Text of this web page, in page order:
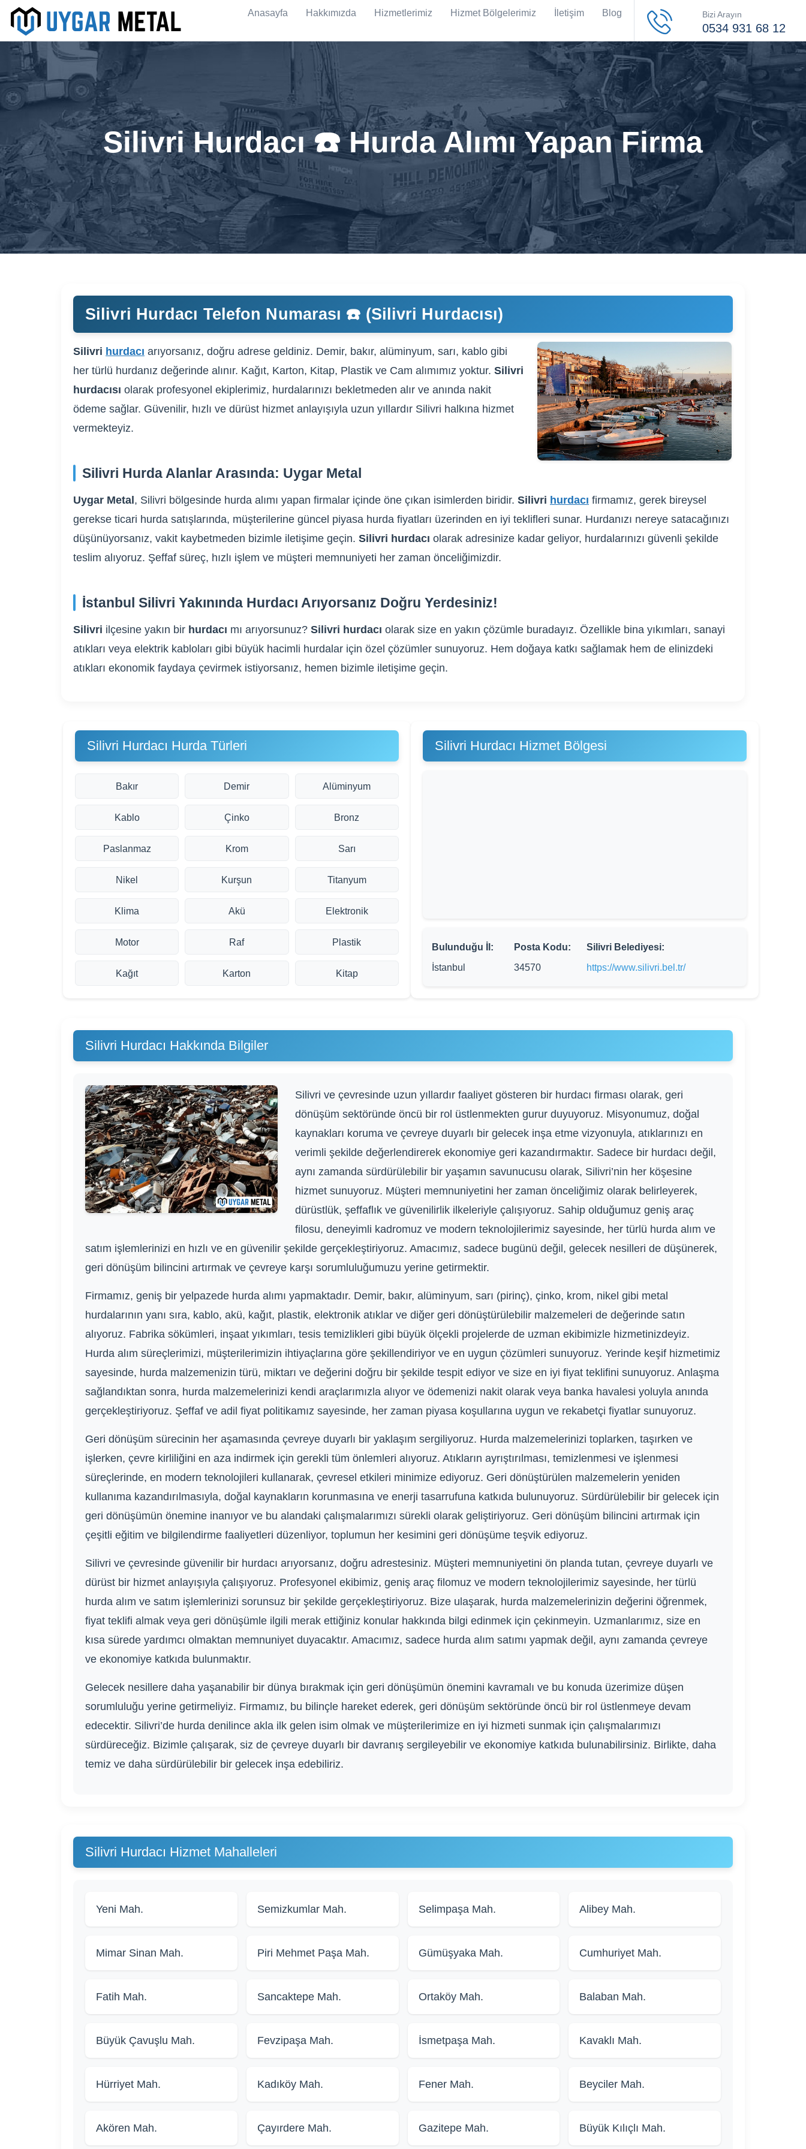
Anasayfa Hakkımızda Hizmetlerimiz Hizmet Bölgelerimiz İletişim Blog Bizi Arayın
0534 931 68 12
Silivri Hurdacı ☎️ Hurda Alımı Yapan Firma
Silivri Hurdacı Telefon Numarası ☎️ (Silivri Hurdacısı)
Silivri hurdacı arıyorsanız, doğru adrese geldiniz. Demir, bakır, alüminyum, sarı, kablo gibi
her türlü hurdanız değerinde alınır. Kağıt, Karton, Kitap, Plastik ve Cam alımımız yoktur. Silivri
hurdacısı olarak profesyonel ekiplerimiz, hurdalarınızı bekletmeden alır ve anında nakit
ödeme sağlar. Güvenilir, hızlı ve dürüst hizmet anlayışıyla uzun yıllardır Silivri halkına hizmet
vermekteyiz.
Silivri Hurda Alanlar Arasında: Uygar Metal
Uygar Metal , Silivri bölgesinde hurda alımı yapan firmalar içinde öne çıkan isimlerden biridir. Silivri hurdacı firmamız, gerek bireysel
gerekse ticari hurda satışlarında, müşterilerine güncel piyasa hurda fiyatları üzerinden en iyi teklifleri sunar. Hurdanızı nereye satacağınızı
düşünüyorsanız, vakit kaybetmeden bizimle iletişime geçin. Silivri hurdacı olarak adresinize kadar geliyor, hurdalarınızı güvenli şekilde
teslim alıyoruz. Şeffaf süreç, hızlı işlem ve müşteri memnuniyeti her zaman önceliğimizdir.
İstanbul Silivri Yakınında Hurdacı Arıyorsanız Doğru Yerdesiniz!
Silivri ilçesine yakın bir hurdacı mı arıyorsunuz? Silivri hurdacı olarak size en yakın çözümle buradayız. Özellikle bina yıkımları, sanayi
atıkları veya elektrik kabloları gibi büyük hacimli hurdalar için özel çözümler sunuyoruz. Hem doğaya katkı sağlamak hem de elinizdeki
atıkları ekonomik faydaya çevirmek istiyorsanız, hemen bizimle iletişime geçin.
Silivri Hurdacı Hurda Türleri
Bakır Demir Alüminyum
Kablo Çinko Bronz
Paslanmaz Krom Sarı
Nikel Kurşun Titanyum
Klima Akü Elektronik
Motor Raf Plastik
Kağıt Karton Kitap
Silivri Hurdacı Hizmet Bölgesi
Bulunduğu İl:
İstanbul
Posta Kodu:
34570
Silivri Belediyesi:
https://www.silivri.bel.tr/
Silivri Hurdacı Hakkında Bilgiler
Silivri ve çevresinde uzun yıllardır faaliyet gösteren bir hurdacı firması olarak, geri
dönüşüm sektöründe öncü bir rol üstlenmekten gurur duyuyoruz. Misyonumuz, doğal
kaynakları koruma ve çevreye duyarlı bir gelecek inşa etme vizyonuyla, atıklarınızı en
verimli şekilde değerlendirerek ekonomiye geri kazandırmaktır. Sadece bir hurdacı değil,
aynı zamanda sürdürülebilir bir yaşamın savunucusu olarak, Silivri’nin her köşesine
hizmet sunuyoruz. Müşteri memnuniyetini her zaman önceliğimiz olarak belirleyerek,
dürüstlük, şeffaflık ve güvenilirlik ilkeleriyle çalışıyoruz. Sahip olduğumuz geniş araç
filosu, deneyimli kadromuz ve modern teknolojilerimiz sayesinde, her türlü hurda alım ve
satım işlemlerinizi en hızlı ve en güvenilir şekilde gerçekleştiriyoruz. Amacımız, sadece bugünü değil, gelecek nesilleri de düşünerek,
geri dönüşüm bilincini artırmak ve çevreye karşı sorumluluğumuzu yerine getirmektir.
Firmamız, geniş bir yelpazede hurda alımı yapmaktadır. Demir, bakır, alüminyum, sarı (pirinç), çinko, krom, nikel gibi metal
hurdalarının yanı sıra, kablo, akü, kağıt, plastik, elektronik atıklar ve diğer geri dönüştürülebilir malzemeleri de değerinde satın
alıyoruz. Fabrika sökümleri, inşaat yıkımları, tesis temizlikleri gibi büyük ölçekli projelerde de uzman ekibimizle hizmetinizdeyiz.
Hurda alım süreçlerimizi, müşterilerimizin ihtiyaçlarına göre şekillendiriyor ve en uygun çözümleri sunuyoruz. Yerinde keşif hizmetimiz
sayesinde, hurda malzemenizin türü, miktarı ve değerini doğru bir şekilde tespit ediyor ve size en iyi fiyat teklifini sunuyoruz. Anlaşma
sağlandıktan sonra, hurda malzemelerinizi kendi araçlarımızla alıyor ve ödemenizi nakit olarak veya banka havalesi yoluyla anında
gerçekleştiriyoruz. Şeffaf ve adil fiyat politikamız sayesinde, her zaman piyasa koşullarına uygun ve rekabetçi fiyatlar sunuyoruz.
Geri dönüşüm sürecinin her aşamasında çevreye duyarlı bir yaklaşım sergiliyoruz. Hurda malzemelerinizi toplarken, taşırken ve
işlerken, çevre kirliliğini en aza indirmek için gerekli tüm önlemleri alıyoruz. Atıkların ayrıştırılması, temizlenmesi ve işlenmesi
süreçlerinde, en modern teknolojileri kullanarak, çevresel etkileri minimize ediyoruz. Geri dönüştürülen malzemelerin yeniden
kullanıma kazandırılmasıyla, doğal kaynakların korunmasına ve enerji tasarrufuna katkıda bulunuyoruz. Sürdürülebilir bir gelecek için
geri dönüşümün önemine inanıyor ve bu alandaki çalışmalarımızı sürekli olarak geliştiriyoruz. Geri dönüşüm bilincini artırmak için
çeşitli eğitim ve bilgilendirme faaliyetleri düzenliyor, toplumun her kesimini geri dönüşüme teşvik ediyoruz.
Silivri ve çevresinde güvenilir bir hurdacı arıyorsanız, doğru adrestesiniz. Müşteri memnuniyetini ön planda tutan, çevreye duyarlı ve
dürüst bir hizmet anlayışıyla çalışıyoruz. Profesyonel ekibimiz, geniş araç filomuz ve modern teknolojilerimiz sayesinde, her türlü
hurda alım ve satım işlemlerinizi sorunsuz bir şekilde gerçekleştiriyoruz. Bize ulaşarak, hurda malzemelerinizin değerini öğrenmek,
fiyat teklifi almak veya geri dönüşümle ilgili merak ettiğiniz konular hakkında bilgi edinmek için çekinmeyin. Uzmanlarımız, size en
kısa sürede yardımcı olmaktan memnuniyet duyacaktır. Amacımız, sadece hurda alım satımı yapmak değil, aynı zamanda çevreye
ve ekonomiye katkıda bulunmaktır.
Gelecek nesillere daha yaşanabilir bir dünya bırakmak için geri dönüşümün önemini kavramalı ve bu konuda üzerimize düşen
sorumluluğu yerine getirmeliyiz. Firmamız, bu bilinçle hareket ederek, geri dönüşüm sektöründe öncü bir rol üstlenmeye devam
edecektir. Silivri’de hurda denilince akla ilk gelen isim olmak ve müşterilerimize en iyi hizmeti sunmak için çalışmalarımızı
sürdüreceğiz. Bizimle çalışarak, siz de çevreye duyarlı bir davranış sergileyebilir ve ekonomiye katkıda bulunabilirsiniz. Birlikte, daha
temiz ve daha sürdürülebilir bir gelecek inşa edebiliriz.
Silivri Hurdacı Hizmet Mahalleleri
Yeni Mah. Semizkumlar Mah. Selimpaşa Mah. Alibey Mah.
Mimar Sinan Mah. Piri Mehmet Paşa Mah. Gümüşyaka Mah. Cumhuriyet Mah.
Fatih Mah. Sancaktepe Mah. Ortaköy Mah. Balaban Mah.
Büyük Çavuşlu Mah. Fevzipaşa Mah. İsmetpaşa Mah. Kavaklı Mah.
Hürriyet Mah. Kadıköy Mah. Fener Mah. Beyciler Mah.
Akören Mah. Çayırdere Mah. Gazitepe Mah. Büyük Kılıçlı Mah.